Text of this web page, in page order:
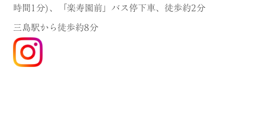
時間1分)、「楽寿園前」バス停下車、徒歩約2分
三島駅から徒歩約8分